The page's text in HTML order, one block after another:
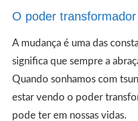
O poder
A mudança é uma das
significa que sempre a
Quando sonhamos com
estar vendo o poder
pode ter em nossas vidas.